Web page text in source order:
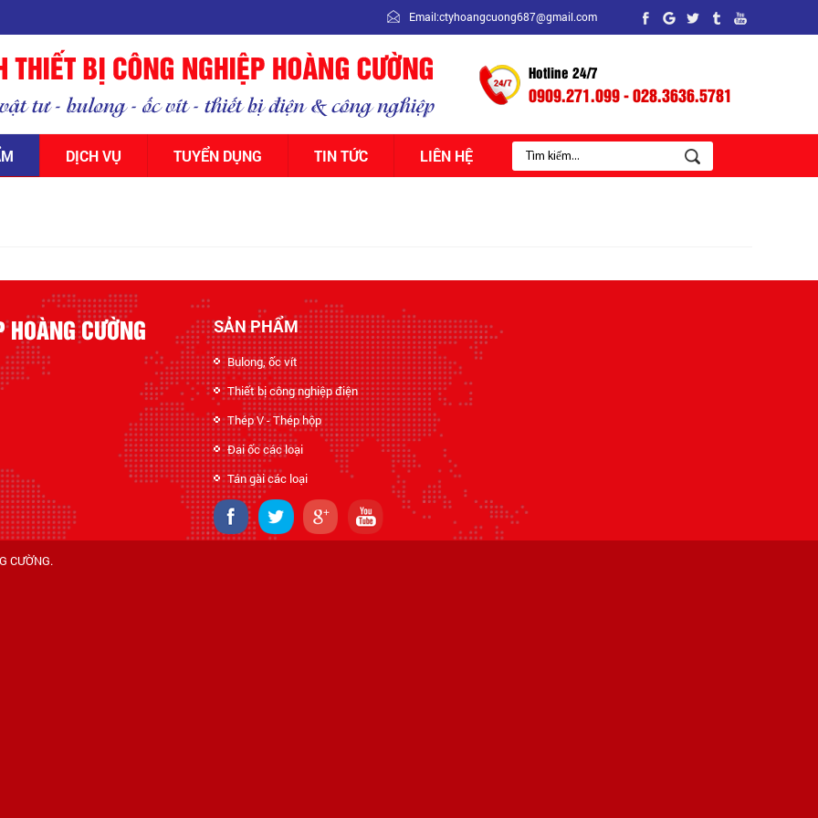
Email:ctyhoangcuong687@gmail.com
Hotline 24/7
0909.271.099 - 028.3636.5781
DỊCH VỤ TUYỂN DỤNG TIN TỨC LIÊN HỆ
CƯỜNG SẢN PHẨM
Bulong, ốc vít
Thiết bị công nghiệp điện
Thép V - Thép hộp
Đai ốc các loại
Tán gài các loại
CƯỜNG.